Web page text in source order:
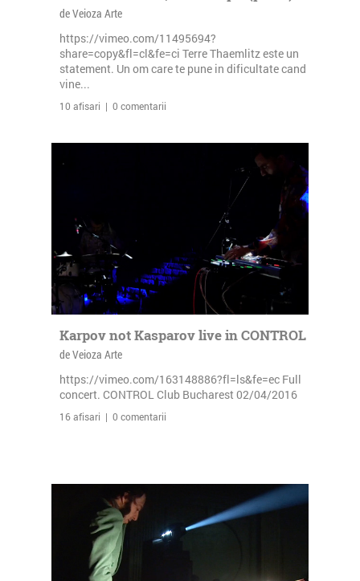
de Veioza Arte
https://vimeo.com/11495694?
share=copy&fl=cl&fe=ci Terre Thaemlitz este un
statement. Un om care te pune in dificultate cand
vine...
10 afisari | 0 comentarii
Karpov not Kasparov live in CONTROL
de Veioza Arte
https://vimeo.com/163148886?fl=ls&fe=ec Full
concert. CONTROL Club Bucharest 02/04/2016
16 afisari | 0 comentarii